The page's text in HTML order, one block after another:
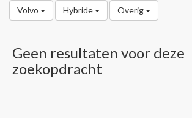
Volvo Hybride Overig
Geen resultaten voor deze
zoekopdracht